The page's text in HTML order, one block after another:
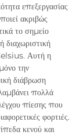
επεξεργασίας
ακριβώς
το σημείο
διαχωριστική
Αυτή η
την
διάβρωση
πολλά
πίεσης που
φορτιές.
κενού και